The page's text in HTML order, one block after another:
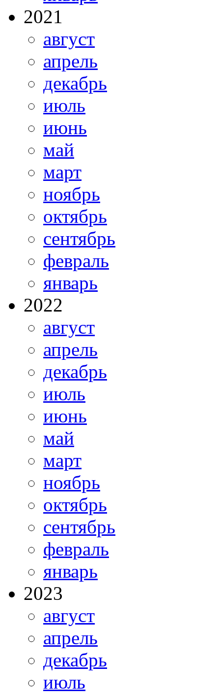
2021
август
апрель
декабрь
июль
июнь
май
март
ноябрь
октябрь
сентябрь
февраль
январь
2022
август
апрель
декабрь
июль
июнь
май
март
ноябрь
октябрь
сентябрь
февраль
январь
2023
август
апрель
декабрь
июль